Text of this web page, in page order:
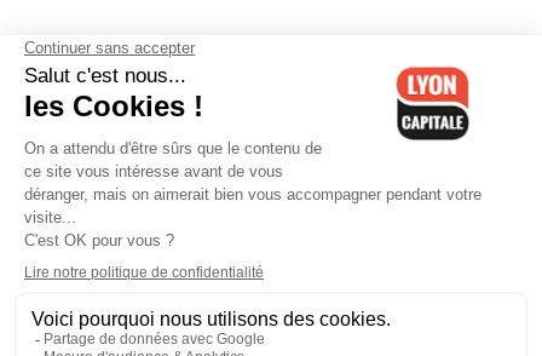
Contactez-nous-Mentions légales-CGV-Politique de